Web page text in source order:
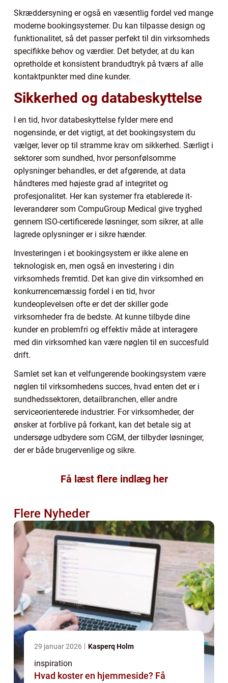
Skræddersyning er også en væsentlig fordel ved mange
moderne bookingsystemer. Du kan tilpasse design og
funktionalitet, så det passer perfekt til din virksomheds
specifikke behov og værdier. Det betyder, at du kan
opretholde et konsistent brandudtryk på tværs af alle
kontaktpunkter med dine kunder.
Sikkerhed og databeskyttelse
I en tid, hvor databeskyttelse fylder mere end
nogensinde, er det vigtigt, at det bookingsystem du
vælger, lever op til stramme krav om sikkerhed. Særligt i
sektorer som sundhed, hvor personfølsomme
oplysninger behandles, er det afgørende, at data
håndteres med højeste grad af integritet og
profesjonalitet. Her kan systemer fra etablerede it-
leverandører som CompuGroup Medical give tryghed
gennem ISO-certificerede løsninger, som sikrer, at alle
lagrede oplysninger er i sikre hænder.
Investeringen i et bookingsystem er ikke alene en
teknologisk en, men også en investering i din
virksomheds fremtid. Det kan give din virksomhed en
konkurrencemæssig fordel i en tid, hvor
kundeoplevelsen ofte er det der skiller gode
virksomheder fra de bedste. At kunne tilbyde dine
kunder en problemfri og effektiv måde at interagere
med din virksomhed kan være nøglen til en succesfuld
drift.
Samlet set kan et velfungerende bookingsystem være
nøglen til virksomhedens succes, hvad enten det er i
sundhedssektoren, detailbranchen, eller andre
serviceorienterede industrier. For virksomheder, der
ønsker at forblive på forkant, kan det betale sig at
undersøge udbydere som CGM, der tilbyder løsninger,
der er både brugervenlige og sikre.
Få læst flere indlæg her
Flere Nyheder
29 januar 2026 Kasperq Holm
inspiration
Hvad koster en hjemmeside? Få